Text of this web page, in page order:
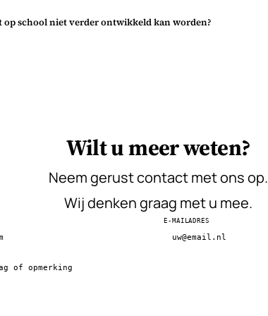
en toetsen. Daarbij
school niet verder ontwikkeld kan worden?
Wilt u meer weten?
Neem gerust contact met ons op.
Wij denken graag met u mee.
E-MAILADRES